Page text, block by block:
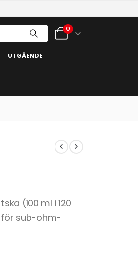
0
UTGÅENDE
(100 ml i 120
för sub-ohm-